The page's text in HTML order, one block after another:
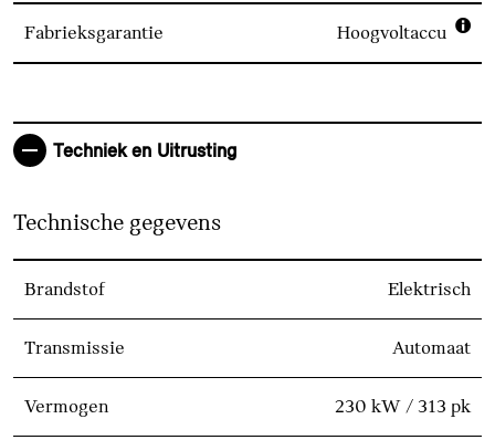
Fabrieksgarantie Hoogvoltaccu
Techniek en Uitrusting
Technische gegevens
Brandstof Elektrisch
Transmissie Automaat
Vermogen 230 kW / 313 pk